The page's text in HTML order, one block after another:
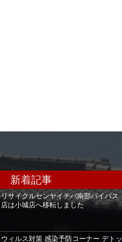
新着記事
リサイクルセンヤイチバ南部バイパス
店は小城店へ移転しました
ウィルス対策 感染予防コーナー デトッ